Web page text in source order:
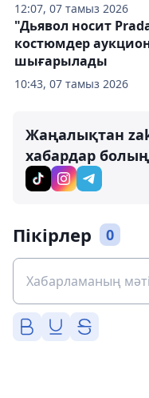
12:07, 07 тамыз 2026
10:43, 07 тамыз 2026
"Дьявол носит
костюмдер
шығарылады
Жаңалықтан
хабардар
Пікірлер 0